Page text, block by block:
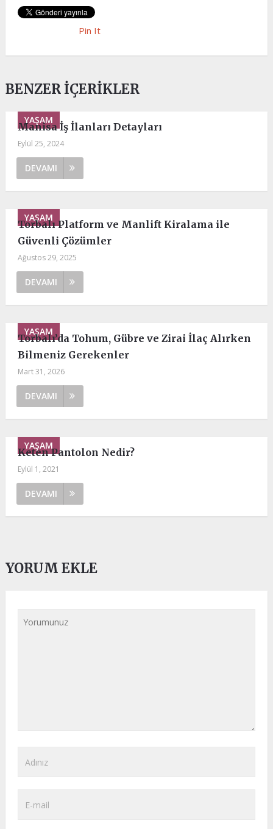
Pin It
BENZER İÇERIKLER
YAŞAM
Manisa İş İlanları Detayları
Eylül 25, 2024
DEVAMI
YAŞAM
Torbalı Platform ve Manlift Kiralama ile
Güvenli Çözümler
Ağustos 29, 2025
DEVAMI
YAŞAM
Torbalı’da Tohum, Gübre ve Zirai İlaç Alırken
Bilmeniz Gerekenler
Mart 31, 2026
DEVAMI
YAŞAM
Keten Pantolon Nedir?
Eylül 1, 2021
DEVAMI
YORUM EKLE